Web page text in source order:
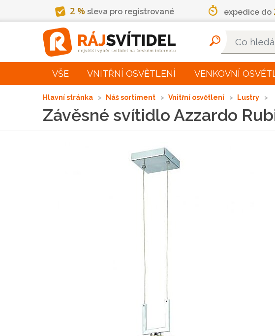
2 % sleva pro registrované expedice do
VŠE VNITŘNÍ OSVĚTLENÍ VENKOVNÍ
Hlavní stránka Náš sortiment Vnitřní osvětlení Lustry
Závěsné svítidlo Azzardo